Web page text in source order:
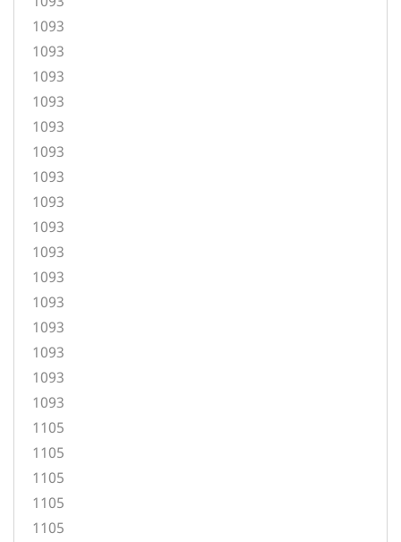
1093
1093
1093
1093
1093
1093
1093
1093
1093
1093
1093
1093
1093
1093
1093
1093
1105
1105
1105
1105
1105